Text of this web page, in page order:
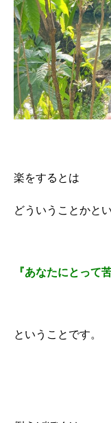
楽をするとは
どういうことかと
『あなたにとって
ということです。